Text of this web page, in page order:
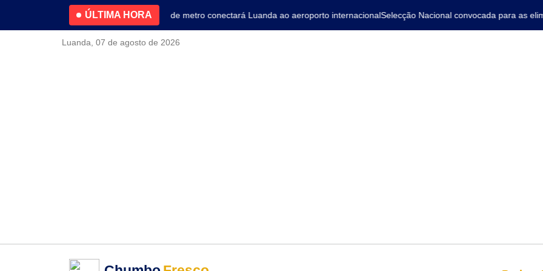
ÚLTIMA HORA
4.2% no primeiro trimestreNova linha de metro conectará Luanda ao aeroporto internacionalSelecção Nacional convocada para as
Luanda, 07 de agosto de 2026